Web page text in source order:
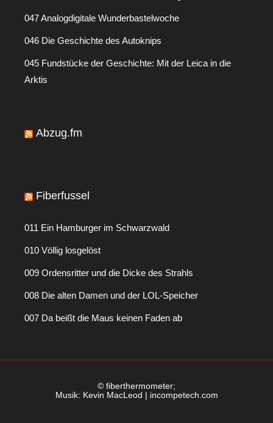
047 Analogdigitale Wunderbastelwoche
046 Die Geschichte des Autoknips
045 Fundstücke der Geschichte: Mit der Leica in die
Arktis
Abzug.fm
Fiberfussel
011 Ein Hamburger im Schwarzwald
010 Völlig losgelöst
009 Ordensritter und die Dicke des Strahls
008 Die alten Damen und der LOL-Speicher
007 Da beißt die Maus keinen Faden ab
© fiberthermometer;
Musik: Kevin MacLeod | incompetech.com